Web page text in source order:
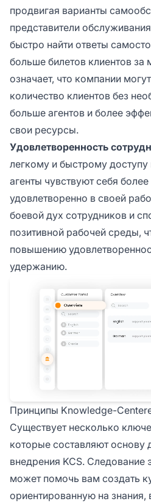
продвигая варианты
представители
быстро найти ответы
больше билетов клиентов
означает, что компании
количество клиентов без
больше агентов и более
свои ресурсы.
Удовлетворенность
легкому и быстрому
агенты чувствуют себя
удовлетворенно в своей
боевой дух сотрудников и
позитивной рабочей среды,
повышению
удержанию.
Принципы Knowledge-
Существует несколько
которые составляют основу
внедрения KCS. Следование
может помочь вам создать
ориентированную на знания,